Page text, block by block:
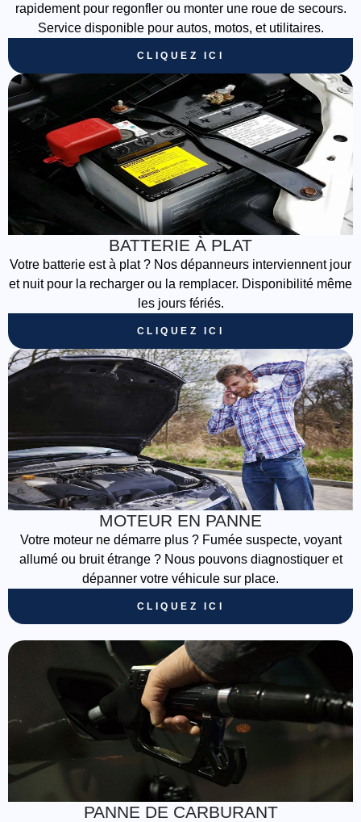
rapidement pour regonfler ou monter une roue de secours.
Service disponible pour autos, motos, et utilitaires.
CLIQUEZ ICI
BATTERIE À PLAT
Votre batterie est à plat ? Nos dépanneurs interviennent jour
et nuit pour la recharger ou la remplacer. Disponibilité même
les jours fériés.
CLIQUEZ ICI
MOTEUR EN PANNE
Votre moteur ne démarre plus ? Fumée suspecte, voyant
allumé ou bruit étrange ? Nous pouvons diagnostiquer et
dépanner votre véhicule sur place.
CLIQUEZ ICI
PANNE DE CARBURANT